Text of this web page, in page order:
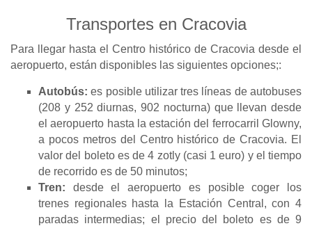
Transportes en Cracovia
Para llegar hasta el Centro histórico de Cracovia desde el
aeropuerto, están disponibles las siguientes opciones;:
Autobús: es posible utilizar tres líneas de autobuses
(208 y 252 diurnas, 902 nocturna) que llevan desde
el aeropuerto hasta la estación del ferrocarril Glowny,
a pocos metros del Centro histórico de Cracovia. El
valor del boleto es de 4 zotly (casi 1 euro) y el tiempo
de recorrido es de 50 minutos;
Tren: desde el aeropuerto es posible coger los
trenes regionales hasta la Estación Central, con 4
paradas intermedias; el precio del boleto es de 9